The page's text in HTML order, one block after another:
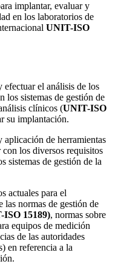
implantar, evaluar y
en los laboratorios de
UNIT-ISO
el análisis de los
los sistemas de gestión de
clínicos (UNIT-ISO
su implantación.
de herramientas
con los diversos requisitos
sistemas de gestión de la
actuales para el
normas de gestión de
ISO 15189), normas sobre
equipos de medición
de las autoridades
en referencia a la